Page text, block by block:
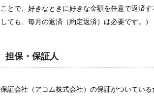
ことで、好きなときに好きな金額を任意で返済
しても、毎月の返済（約定返済）は必要です。）
担保・保証人
保証会社（アコム株式会社）の保証がついている